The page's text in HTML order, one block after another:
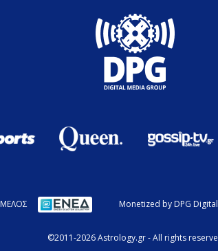
ΜΕΛΟΣ Monetized by DPG
©2011-2026 Astrology.gr - All rights